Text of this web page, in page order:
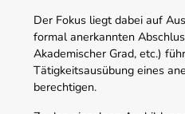
Der Fokus liegt dabei auf
formal anerkannten
Akademischer Grad, etc.)
Tätigkeitsausübung eines
berechtigen.